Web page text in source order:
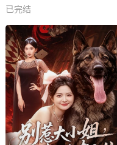
已完结